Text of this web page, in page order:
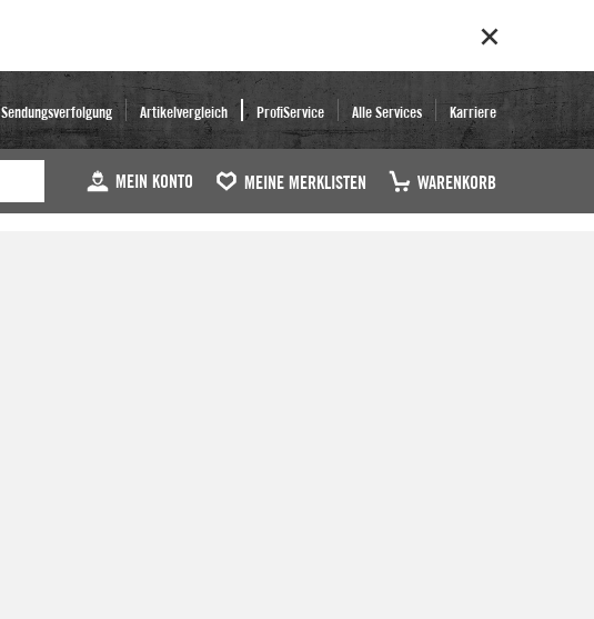
Sendungsverfolgung Artikelvergleich ProfiService Alle Services Karriere
MEIN KONTO MEINE MERKLISTEN WARENKORB